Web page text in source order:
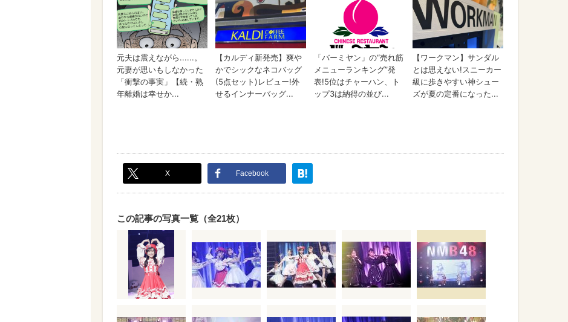
X Facebook
この記事の写真一覧（全21枚）